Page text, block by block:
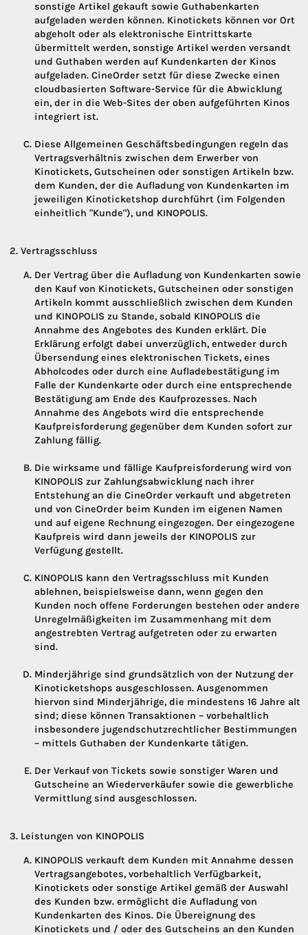
sonstige Artikel gekauft sowie Guthabenkarten
aufgeladen werden können. Kinotickets können vor Ort
abgeholt oder als elektronische Eintrittskarte
übermittelt werden, sonstige Artikel werden versandt
und Guthaben werden auf Kundenkarten der Kinos
aufgeladen. CineOrder setzt für diese Zwecke einen
cloudbasierten Software-Service für die Abwicklung
ein, der in die Web-Sites der oben aufgeführten Kinos
integriert ist.
Diese Allgemeinen Geschäftsbedingungen regeln das
Vertragsverhältnis zwischen dem Erwerber von
Kinotickets, Gutscheinen oder sonstigen Artikeln bzw.
dem Kunden, der die Aufladung von Kundenkarten im
jeweiligen Kinoticketshop durchführt (im Folgenden
einheitlich "Kunde"), und KINOPOLIS.
Vertragsschluss
Der Vertrag über die Aufladung von Kundenkarten sowie
den Kauf von Kinotickets, Gutscheinen oder sonstigen
Artikeln kommt ausschließlich zwischen dem Kunden
und KINOPOLIS zu Stande, sobald KINOPOLIS die
Annahme des Angebotes des Kunden erklärt. Die
Erklärung erfolgt dabei unverzüglich, entweder durch
Übersendung eines elektronischen Tickets, eines
Abholcodes oder durch eine Aufladebestätigung im
Falle der Kundenkarte oder durch eine entsprechende
Bestätigung am Ende des Kaufprozesses. Nach
Annahme des Angebots wird die entsprechende
Kaufpreisforderung gegenüber dem Kunden sofort zur
Zahlung fällig.
Die wirksame und fällige Kaufpreisforderung wird von
KINOPOLIS zur Zahlungsabwicklung nach ihrer
Entstehung an die CineOrder verkauft und abgetreten
und von CineOrder beim Kunden im eigenen Namen
und auf eigene Rechnung eingezogen. Der eingezogene
Kaufpreis wird dann jeweils der KINOPOLIS zur
Verfügung gestellt.
KINOPOLIS kann den Vertragsschluss mit Kunden
ablehnen, beispielsweise dann, wenn gegen den
Kunden noch offene Forderungen bestehen oder andere
Unregelmäßigkeiten im Zusammenhang mit dem
angestrebten Vertrag aufgetreten oder zu erwarten
sind.
Minderjährige sind grundsätzlich von der Nutzung der
Kinoticketshops ausgeschlossen. Ausgenommen
hiervon sind Minderjährige, die mindestens 16 Jahre alt
sind; diese können Transaktionen – vorbehaltlich
insbesondere jugendschutzrechtlicher Bestimmungen
– mittels Guthaben der Kundenkarte tätigen.
Der Verkauf von Tickets sowie sonstiger Waren und
Gutscheine an Wiederverkäufer sowie die gewerbliche
Vermittlung sind ausgeschlossen.
Leistungen von KINOPOLIS
KINOPOLIS verkauft dem Kunden mit Annahme dessen
Vertragsangebotes, vorbehaltlich Verfügbarkeit,
Kinotickets oder sonstige Artikel gemäß der Auswahl
des Kunden bzw. ermöglicht die Aufladung von
Kundenkarten des Kinos. Die Übereignung des
Kinotickets und / oder des Gutscheins an den Kunden